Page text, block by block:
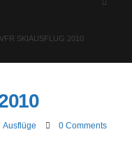
VFR SKIAUSFLUG 2010
Ausflüge 0 Comments